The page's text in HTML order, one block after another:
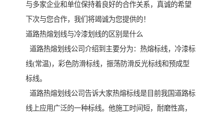
与多家企业和单位保持着良好的合作关系，真诚的希望
下次与您合作，我们将竭诚为您提供的！
道路热熔划线与冷漆划线的区别是什么
道路热熔划线公司介绍到主要分为：热熔标线，冷漆标
线(常温)，彩色防滑标线，振荡防滑反光标线和预成型
标线。
道路热熔划线公司告诉大家热熔标线是目前我国道路标
线上应用广泛的一种标线。他施工时间短，耐磨性高，